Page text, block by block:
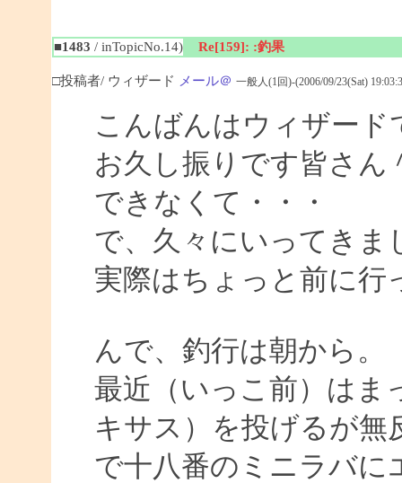
■1483 / inTopicNo.14) Re[159]: :釣果
□投稿者/ ウィザード メール＠ 一般人(1回)-(2006/09/23(Sat)
こんばんはウィザード
お久し振りです皆さん
できなくて・・・
で、久々にいってきま
実際はちょっと前に行
んで、釣行は朝から。
最近（いっこ前）はま
キサス）を投げるが無
で十八番のミニラバに